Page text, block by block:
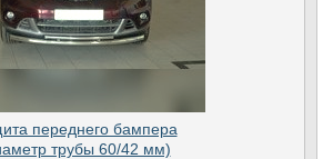
переднего бампера
трубы 60/42 мм)